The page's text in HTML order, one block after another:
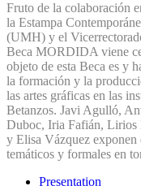
Fruto de la colaboración
la Estampa
(UMH) y el
Beca MORDIDA viene
objeto de esta Beca es y
la formación y la
las artes gráficas en las
Betanzos. Javi Agulló,
Duboc, Iria Fafián, Lirios
y Elisa Vázquez
temáticos y formales en
Presentation